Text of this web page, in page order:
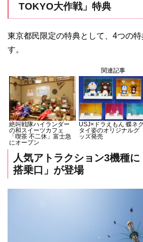
TOKYO大作戦」特典
東京都民限定の特典として、4つの
す。
関連記事
絶叫戦隊ハイランダー
の和スイーツカフェ
「喫茶 不二休」富士急
にオープン
USJ×ドラえもん 蝶ネク
タイ姿のオリジナルグ
ッズ発売
人気アトラクション3機種
搭乗口」が登場